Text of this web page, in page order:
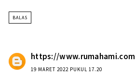
BALAS
https://www.rumahami.com
19 MARET 2022 PUKUL 17.20